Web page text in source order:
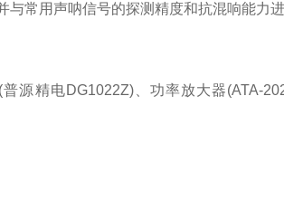
常用声呐信号的探测精度和抗混响能力
源精电DG1022Z)、功率放大器(ATA-